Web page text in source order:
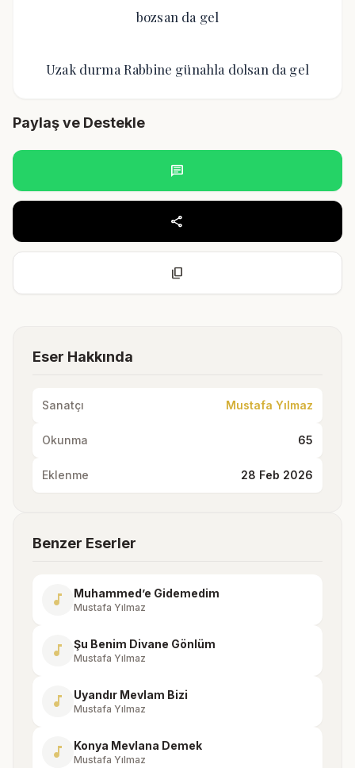
bozsan da gel
Uzak durma Rabbine günahla dolsan da gel
Paylaş ve Destekle
chat
share
content_copy
Eser Hakkında
Sanatçı Mustafa Yılmaz
Okunma 65
Eklenme 28 Feb 2026
Benzer Eserler
music_note Muhammed’e Gidemedim
Mustafa Yılmaz
music_note Şu Benim Divane Gönlüm
Mustafa Yılmaz
music_note Uyandır Mevlam Bizi
Mustafa Yılmaz
music_note Konya Mevlana Demek
Mustafa Yılmaz